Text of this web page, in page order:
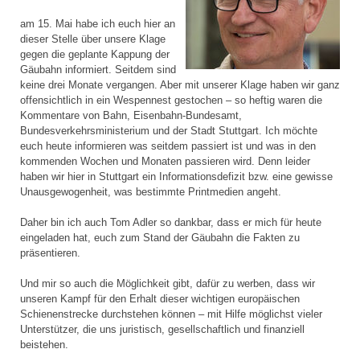
am 15. Mai habe ich euch hier an
dieser Stelle über unsere Klage
gegen die geplante Kappung der
Gäubahn informiert. Seitdem sind
keine drei Monate vergangen. Aber mit unserer Klage haben wir ganz
offensichtlich in ein Wespennest gestochen – so heftig waren die
Kommentare von Bahn, Eisenbahn-Bundesamt,
Bundesverkehrsministerium und der Stadt Stuttgart. Ich möchte
euch heute informieren was seitdem passiert ist und was in den
kommenden Wochen und Monaten passieren wird. Denn leider
haben wir hier in Stuttgart ein Informationsdefizit bzw. eine gewisse
Unausgewogenheit, was bestimmte Printmedien angeht.
Daher bin ich auch Tom Adler so dankbar, dass er mich für heute
eingeladen hat, euch zum Stand der Gäubahn die Fakten zu
präsentieren.
Und mir so auch die Möglichkeit gibt, dafür zu werben, dass wir
unseren Kampf für den Erhalt dieser wichtigen europäischen
Schienenstrecke durchstehen können – mit Hilfe möglichst vieler
Unterstützer, die uns juristisch, gesellschaftlich und finanziell
beistehen.